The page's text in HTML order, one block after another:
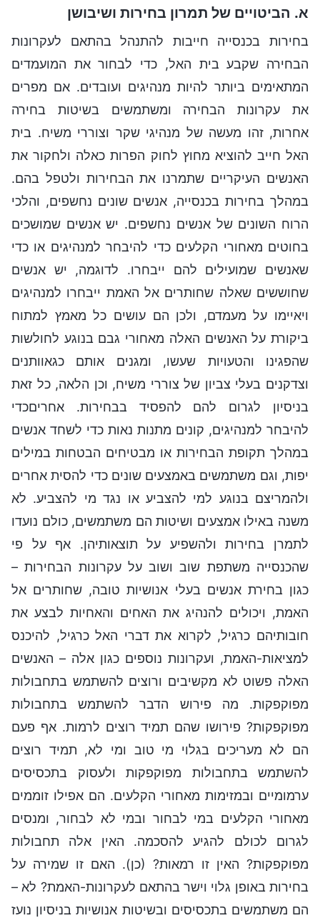
א. הביטויים של תמרון בחירות ושיבושן
בחירות בכנסייה חייבות להתנהל בהתאם לעקרונות
הבחירה שקבע בית האל, כדי לבחור את המועמדים
המתאימים ביותר להיות מנהיגים ועובדים. אם מפרים
את עקרונות הבחירה ומשתמשים בשיטות בחירה
אחרות, זהו מעשה של מנהיגי שקר וצוררי משיח. בית
האל חייב להוציא מחוץ לחוק הפרות כאלה ולחקור את
האנשים העיקריים שתמרנו את הבחירות ולטפל בהם.
במהלך בחירות בכנסייה, אנשים שונים נחשפים, והלכי
הרוח השונים של אנשים נחשפים. יש אנשים שמושכים
בחוטים מאחורי הקלעים כדי להיבחר למנהיגים או כדי
שאנשים שמועילים להם ייבחרו. לדוגמה, יש אנשים
שחוששים שאלה שחותרים אל האמת ייבחרו למנהיגים
ויאיימו על מעמדם, ולכן הם עושים כל מאמץ למתוח
ביקורת על האנשים האלה מאחורי גבם בנוגע לחולשות
שהפגינו והטעויות שעשו, ומגנים אותם כגאוותנים
וצדקנים בעלי צביון של צוררי משיח, וכן הלאה, כל זאת
בניסיון לגרום להם להפסיד בבחירות. אחריםכדי
להיבחר למנהיגים, קונים מתנות נאות כדי לשחד אנשים
במהלך תקופת הבחירות או מבטיחים הבטחות במילים
יפות, וגם משתמשים באמצעים שונים כדי להסית אחרים
ולהמריצם בנוגע למי להצביע או נגד מי להצביע. לא
משנה באילו אמצעים ושיטות הם משתמשים, כולם נועדו
לתמרן בחירות ולהשפיע על תוצאותיהן. אף על פי
שהכנסייה משתפת שוב ושוב על עקרונות הבחירות –
כגון בחירת אנשים בעלי אנושיות טובה, שחותרים אל
האמת, ויכולים להנהיג את האחים והאחיות לבצע את
חובותיהם כרגיל, לקרוא את דברי האל כרגיל, להיכנס
למציאות-האמת, ועקרונות נוספים כגון אלה – האנשים
האלה פשוט לא מקשיבים ורוצים להשתמש בתחבולות
מפוקפקות. מה פירוש הדבר להשתמש בתחבולות
מפוקפקות? פירושו שהם תמיד רוצים לרמות. אף פעם
הם לא מעריכים בגלוי מי טוב ומי לא, תמיד רוצים
להשתמש בתחבולות מפוקפקות ולעסוק בתכסיסים
ערמומיים ובמזימות מאחורי הקלעים. הם אפילו זוממים
מאחורי הקלעים במי לבחור ובמי לא לבחור, ומנסים
לגרום לכולם להגיע להסכמה. האין אלה תחבולות
מפוקפקות? האין זו רמאות? (כן). האם זו שמירה על
בחירות באופן גלוי וישר בהתאם לעקרונות-האמת? לא –
הם משתמשים בתכסיסים ובשיטות אנושיות בניסיון נועז